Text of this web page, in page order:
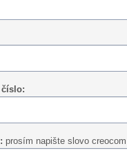
číslo:
prosím napište slovo creocom